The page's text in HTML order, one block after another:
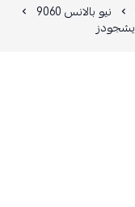
نيو بالانس 9060